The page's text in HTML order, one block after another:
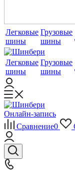
Легковые
шины
Грузовые
шины
Легковые
шины
Грузовые
шины
Онлайн-запись
Сравнение0